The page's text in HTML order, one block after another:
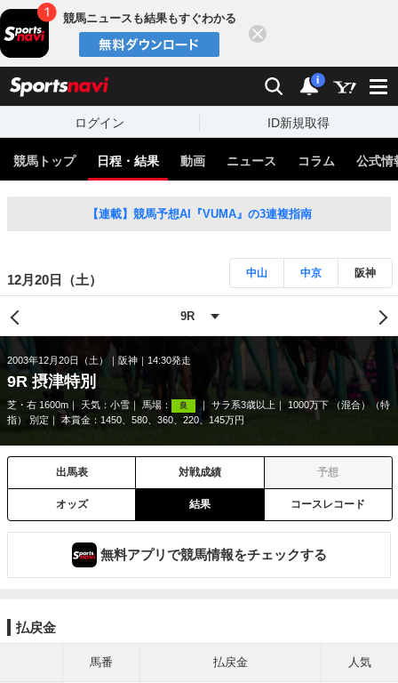
競馬ニュースも結果もすぐわかる
検索 通知
i
ログイン ID新規取得
競馬トップ 日程・結果 動画 ニュース コラム 公式情
【連載】競馬予想AI『VUMA』の3連複指南
12月20日（土） 中山 中京 阪神
2003年12月20日（土） 阪神 14:30発走
9R 摂津特別
芝・右 1600m 天気： 小雪 馬場： 良 サラ系3歳以上
1000万下 （混合）（特
指） 別定
本賞金：1450、580、360、220、145万円
出馬表 対戦成績 予想
オッズ 結果 コースレコード
無料アプリで競馬情報をチェックする
払戻金
馬番 払戻金 人気